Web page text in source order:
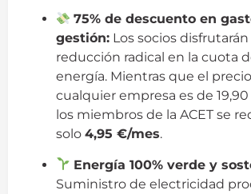
75% de descuento en
gestión: Los socios
reducción radical en la cuota
energía. Mientras que el
cualquier empresa es de
los miembros de la ACET se
solo 4,95 €/mes.
Energía 100% verde y
Suministro de electricidad